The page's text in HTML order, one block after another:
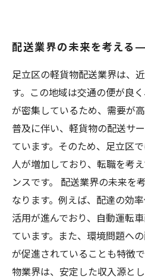
配送業界の未来を考える
足立区の軽貨物配送業界は、
す。この地域は交通の便が良
が密集しているため、需要が
普及に伴い、軽貨物の配送サ
ています。そのため、足立区
人が増加しており、転職を考
ンスです。 配送業界の未来を
なります。例えば、配達の効
活用が進んでおり、自動運転
ています。また、環境問題へ
が促進されていることも特徴
物業界は、安定した収入源と